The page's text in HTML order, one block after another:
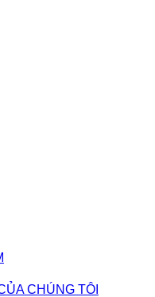
CHÚNG TÔI